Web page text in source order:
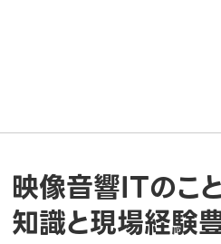
映像音響ITのこと
知識と現場経験